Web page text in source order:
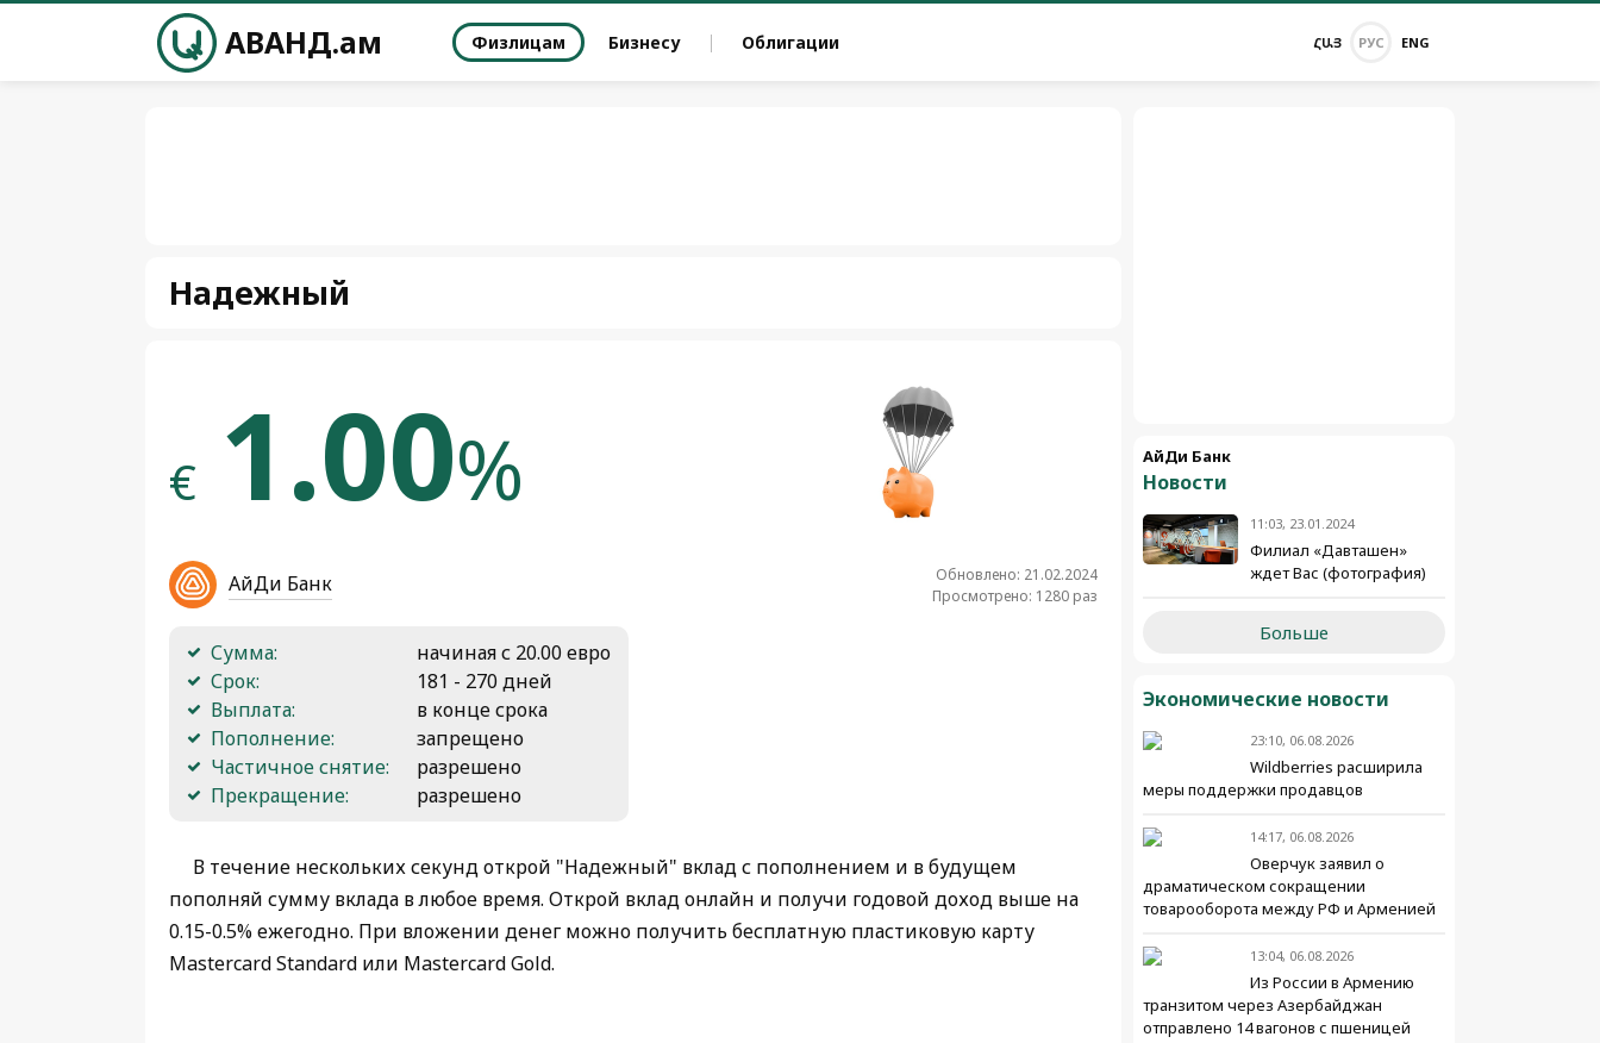
АВАНД.ам Физлицам Бизнесу Облигации ՀԱՅ РУС ENG
Надежный
Обновлено: 21.02.2024
Просмотрено: 1280 раз
€ 1.00%
АйДи Банк
Сумма:
начиная с 20.00 евро
Срок:
181 - 270 дней
Выплата:
в конце срока
Пополнение:
запрещено
Частичное снятие:
разрешено
Прекращение:
разрешено
В течение нескольких секунд открой "Надежный" вклад с пополнением и в будущем
пополняй сумму вклада в любое время. Открой вклад онлайн и получи годовой доход выше на
0.15-0.5% ежегодно. При вложении денег можно получить бесплатную пластиковую карту
Mastercard Standard или Mastercard Gold.
АйДи Банк
Новости
11:03, 23.01.2024
Филиал «Давташен»
ждет Вас (фотография)
Больше
Экономические новости
23:10, 06.08.2026
Wildberries расширила
меры поддержки продавцов
14:17, 06.08.2026
Оверчук заявил о
драматическом сокращении
товарооборота между РФ и Арменией
13:04, 06.08.2026
Из России в Армению
транзитом через Азербайджан
отправлено 14 вагонов с пшеницей